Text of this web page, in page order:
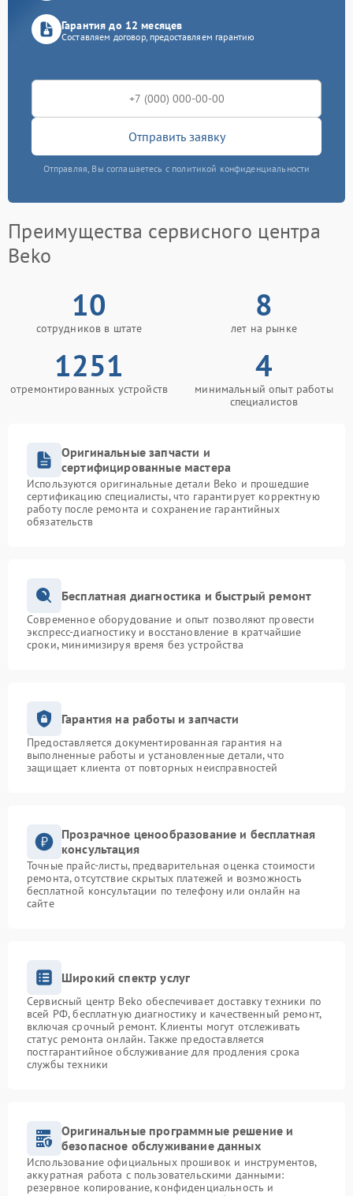
Гарантия до 12 месяцев
Составляем договор, предоставляем гарантию
Отправить заявку
Отправляя, Вы соглашаетесь с политикой конфиденциальности
Преимущества сервисного центра
Beko
10
сотрудников в штате
8
лет на рынке
1251
отремонтированных устройств
4
минимальный опыт работы
специалистов
Оригинальные запчасти и
сертифицированные мастера
Используются оригинальные детали Beko и прошедшие
сертификацию специалисты, что гарантирует корректную
работу после ремонта и сохранение гарантийных
обязательств
Бесплатная диагностика и быстрый ремонт
Современное оборудование и опыт позволяют провести
экспресс-диагностику и восстановление в кратчайшие
сроки, минимизируя время без устройства
Гарантия на работы и запчасти
Предоставляется документированная гарантия на
выполненные работы и установленные детали, что
защищает клиента от повторных неисправностей
Прозрачное ценообразование и бесплатная
консультация
Точные прайс-листы, предварительная оценка стоимости
ремонта, отсутствие скрытых платежей и возможность
бесплатной консультации по телефону или онлайн на
сайте
Широкий спектр услуг
Сервисный центр Beko обеспечивает доставку техники по
всей РФ, бесплатную диагностику и качественный ремонт,
включая срочный ремонт. Клиенты могут отслеживать
статус ремонта онлайн. Также предоставляется
постгарантийное обслуживание для продления срока
службы техники
Оригинальные программные решение и
безопасное обслуживание данных
Использование официальных прошивок и инструментов,
аккуратная работа с пользовательскими данными:
резервное копирование, конфиденциальность и